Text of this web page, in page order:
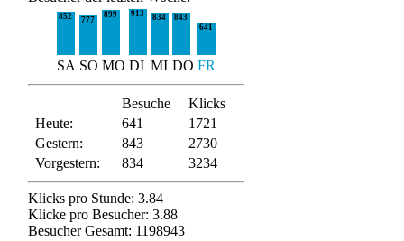
852 777
899 913 834
843
641
SA SO MO DI MI DO FR
Besuche
Klicks
Heute:
641
1721
Gestern:
843
2730
Vorgestern:
834 3234
Klicks pro Stunde: 3.84
Klicke pro Besucher: 3.88
Besucher Gesamt: 1198943